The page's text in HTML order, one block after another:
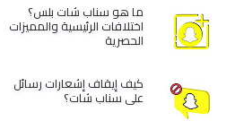
ما هو سناب شات بلس؟
اختلافات الرئيسية والمميزات
الحصرية
كيف إيقاف إشعارات رسائل
على سناب شات؟